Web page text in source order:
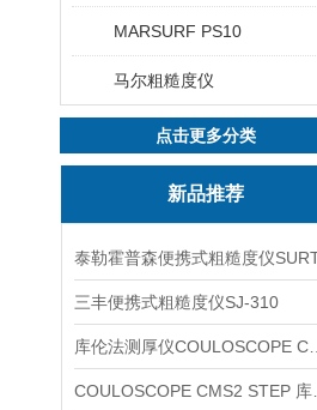
MARSURF PS10
马尔粗糙度仪
点击更多分类
新品推荐
三丰便携式粗糙度仪SJ-310